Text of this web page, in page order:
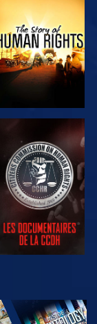
REGARDER
REGARDER
DÉCOUVRIR
LES SÉRIES